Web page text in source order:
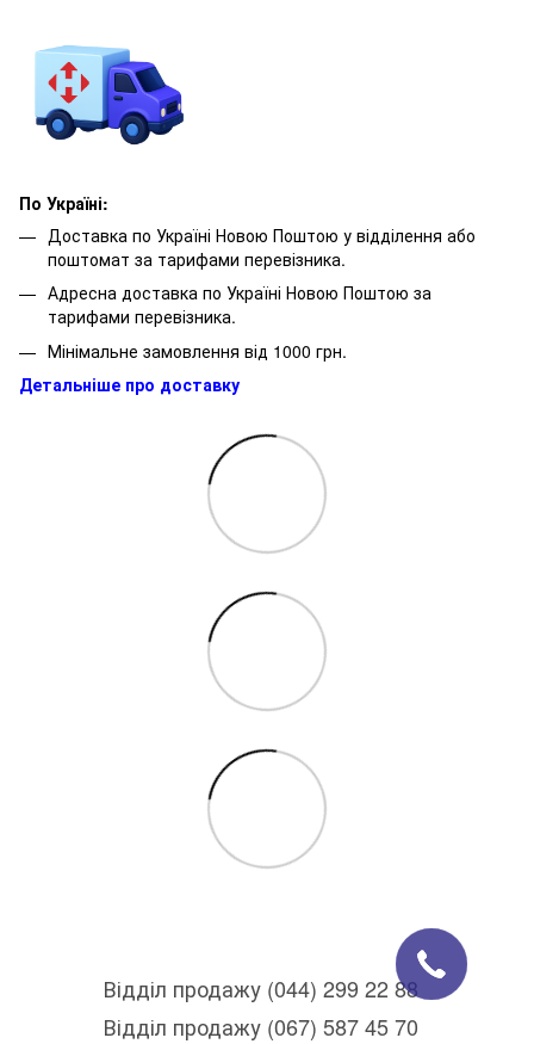
По Україні:
Доставка по Україні Новою Поштою у відділення або
поштомат за тарифами перевізника.
Адресна доставка по Україні Новою Поштою за
тарифами перевізника.
Мінімальне замовлення від 1000 грн.
Детальніше про доставку
Відділ продажу (044) 299 22 88
Відділ продажу (067) 587 45 70